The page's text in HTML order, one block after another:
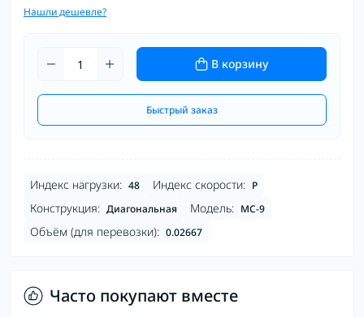
Нашли дешевле?
В корзину
Быстрый заказ
Индекс нагрузки: 48 Индекс скорости: P
Конструкция: Диагональная Модель: MC-9
Объём (для перевозки): 0.02667
Часто покупают вместе